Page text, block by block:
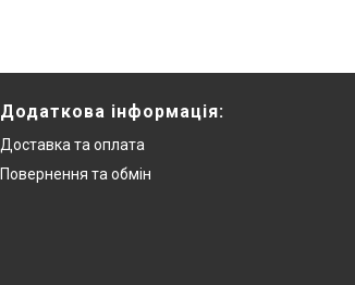
Додаткова інформацiя:
Доставка та оплата
Повернення та обмiн